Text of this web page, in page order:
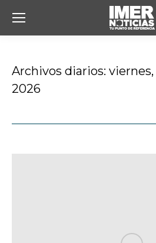
Archivos diarios:
2026